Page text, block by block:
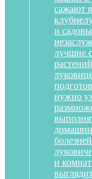
сажают
и
лучшие
нужно
и